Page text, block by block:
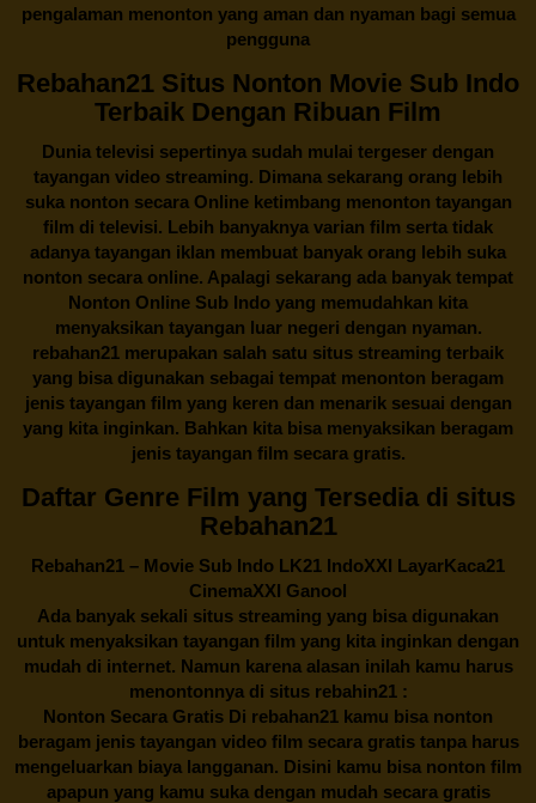
pengalaman menonton yang aman dan nyaman bagi semua
pengguna
Rebahan21 Situs Nonton Movie Sub Indo
Terbaik Dengan Ribuan Film
Dunia televisi sepertinya sudah mulai tergeser dengan
tayangan video streaming. Dimana sekarang orang lebih
suka nonton secara Online ketimbang menonton tayangan
film di televisi. Lebih banyaknya varian film serta tidak
adanya tayangan iklan membuat banyak orang lebih suka
nonton secara online. Apalagi sekarang ada banyak tempat
Nonton Online Sub Indo yang memudahkan kita
menyaksikan tayangan luar negeri dengan nyaman.
rebahan21 merupakan salah satu situs streaming terbaik
yang bisa digunakan sebagai tempat menonton beragam
jenis tayangan film yang keren dan menarik sesuai dengan
yang kita inginkan. Bahkan kita bisa menyaksikan beragam
jenis tayangan film secara gratis.
Daftar Genre Film yang Tersedia di situs
Rebahan21
Rebahan21 – Movie Sub Indo LK21 IndoXXI LayarKaca21
CinemaXXI Ganool
Ada banyak sekali situs streaming yang bisa digunakan
untuk menyaksikan tayangan film yang kita inginkan dengan
mudah di internet. Namun karena alasan inilah kamu harus
menontonnya di situs rebahin21 :
Nonton Secara Gratis Di rebahan21 kamu bisa nonton
beragam jenis tayangan video film secara gratis tanpa harus
mengeluarkan biaya langganan. Disini kamu bisa nonton film
apapun yang kamu suka dengan mudah secara gratis